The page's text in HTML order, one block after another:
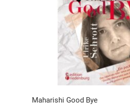
Maharishi Good Bye